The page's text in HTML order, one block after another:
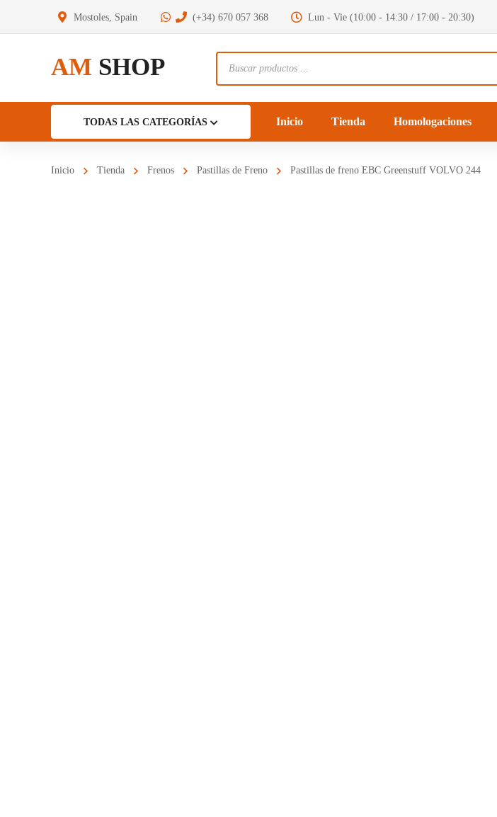
Mostoles, Spain (+34) 670 057 368 Lun - Vie (10:00 - 14:30 / 17:00 - 20:30)
AM SHOP
de
productos
TODAS LAS CATEGORÍAS Inicio Tienda Homologaciones
Inicio Tienda Frenos Pastillas de Freno Pastillas de freno EBC Greenstuff VOLVO 244